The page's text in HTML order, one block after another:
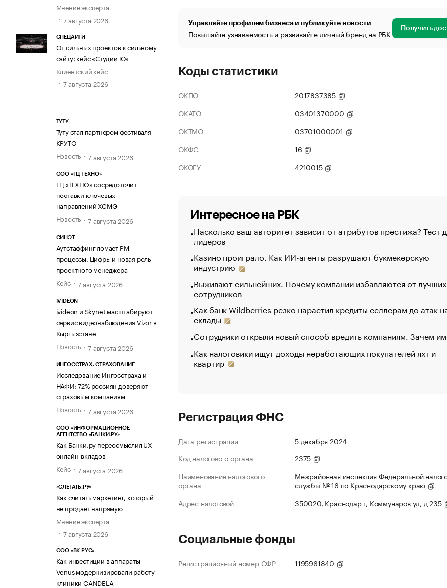
Мнение эксперта
7 августа 2026
СПЕЦАЙТИ
От сильных проектов к сильному
сайту: кейс «Студии Ю»
Клиентский кейс
7 августа 2026
ТУТУ
Туту стал партнером фестиваля
КРУТО
Новость
7 августа 2026
ООО «ГЦ ТЕХНО»
ГЦ «ТЕХНО» сосредоточит
поставки ключевых
направлений XCMG
Новость
7 августа 2026
СИНЭТ
Аутстаффинг ломает PM-
процессы. Цифры и новая роль
проектного менеджера
Кейс
7 августа 2026
IVIDEON
ivideon и Skynet масштабируют
сервис видеонаблюдения Vizor в
Кыргызстане
Новость
7 августа 2026
ИНГОССТРАХ. СТРАХОВАНИЕ
Исследование Ингосстраха и
НАФИ: 72% россиян доверяют
страховым компаниям
Новость
7 августа 2026
ООО «ИНФОРМАЦИОННОЕ
АГЕНТСТВО «БАНКИ.РУ»
Как Банки.ру переосмыслил UX
онлайн-вкладов
Кейс
7 августа 2026
«СЛЕТАТЬ.РУ»
Как считать маркетинг, который
не продает напрямую
Мнение эксперта
7 августа 2026
ООО «ВК РУС»
Как инвестиции в аппараты
Venus модернизировали работу
клиники CANDELA
Управляйте профилем бизнеса и публикуйте новости
Повышайте узнаваемость и развивайте личный бренд на РБК Получить
Коды статистики
ОКПО
2017837385
ОКАТО
03401370000
ОКТМО
03701000001
ОКФС
16
ОКОГУ
4210015
Интересное на РБК
Насколько ваш авторитет зависит от атрибутов престижа? Тест
лидеров
Казино проиграло. Как ИИ-агенты разрушают букмекерскую
индустрию
Выживают сильнейших. Почему компании избавляются от лучших
сотрудников
Как банк Wildberries резко нарастил кредиты селлерам до атак
склады
Сотрудники открыли новый способ вредить компаниям. Зачем
Как налоговики ищут доходы неработающих покупателей яхт и
квартир
Регистрация ФНС
Дата регистрации
5 декабря 2024
Код налогового органа
2375
Наименование налогового
органа
Межрайонная инспекция Федеральной
службы № 16 по Краснодарскому краю
Адрес налоговой
350020, Краснодар г, Коммунаров ул, д 235
Социальные фонды
Регистрационный номер СФР 1195961840